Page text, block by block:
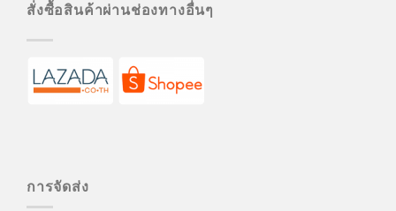
สั่งซื้อสินค้าผ่านช่องทางอื่นๆ
การจัดส่ง